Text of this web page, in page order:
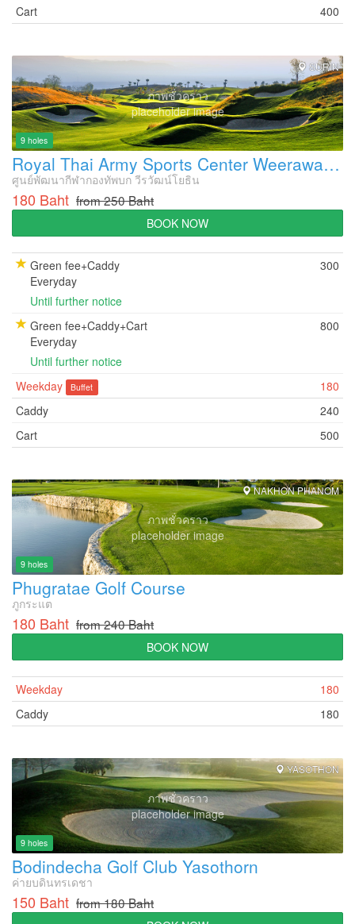
Cart 400
ภาพชั่วคราว
placeholder image
SURIN
9 holes
Royal Thai Army Sports Center Weerawat Yothin Golf Course
ศูนย์พัฒนากีฬากองทัพบก วีรวัฒน์โยธิน
180 Baht from 250 Baht
BOOK NOW
Green fee+Caddy
Everyday
Until further notice
300
Green fee+Caddy+Cart
Everyday
Until further notice
800
Weekday Buffet
180
Caddy
240
Cart
500
ภาพชั่วคราว
placeholder image
NAKHON PHANOM
9 holes
Phugratae Golf Course
ภูกระแต
180 Baht from 240 Baht
BOOK NOW
Weekday
180
Caddy
180
ภาพชั่วคราว
placeholder image
YASOTHON
9 holes
Bodindecha Golf Club Yasothorn
ค่ายบดินทรเดชา
150 Baht from 180 Baht